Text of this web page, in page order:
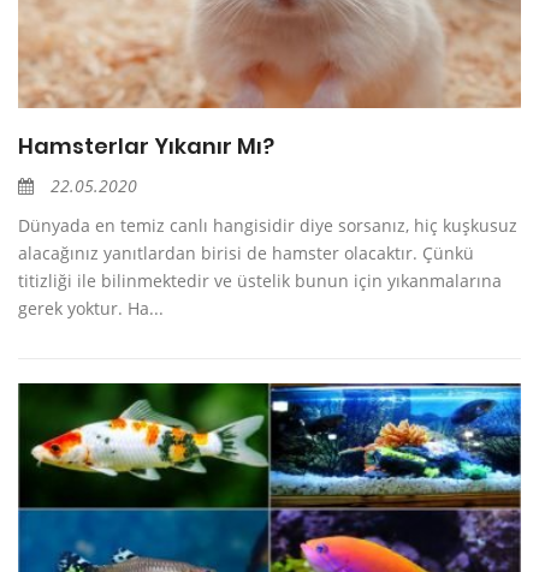
Hamsterlar Yıkanır Mı?
22.05.2020
Dünyada en temiz canlı hangisidir diye sorsanız, hiç kuşkusuz
alacağınız yanıtlardan birisi de hamster olacaktır. Çünkü
titizliği ile bilinmektedir ve üstelik bunun için yıkanmalarına
gerek yoktur. Ha...